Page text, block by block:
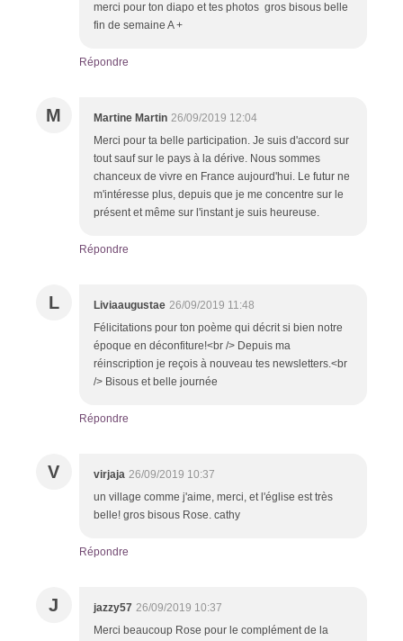
merci pour ton diapo et tes photos gros bisous belle
fin de semaine A +
Répondre
M Martine Martin 26/09/2019 12:04
Merci pour ta belle participation. Je suis d'accord sur
tout sauf sur le pays à la dérive. Nous sommes
chanceux de vivre en France aujourd'hui. Le futur ne
m'intéresse plus, depuis que je me concentre sur le
présent et même sur l'instant je suis heureuse.
Répondre
L Liviaaugustae 26/09/2019 11:48
Félicitations pour ton poème qui décrit si bien notre
époque en déconfiture!<br /> Depuis ma
réinscription je reçois à nouveau tes newsletters.<br
/> Bisous et belle journée
Répondre
V virjaja 26/09/2019 10:37
un village comme j'aime, merci, et l'église est très
belle! gros bisous Rose. cathy
Répondre
J jazzy57 26/09/2019 10:37
Merci beaucoup Rose pour le complément de la